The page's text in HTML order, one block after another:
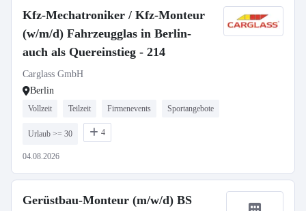
Kfz-Mechatroniker / Kfz-Monteur
(w/m/d) Fahrzeugglas in Berlin-
auch als Quereinstieg - 214
Carglass GmbH
Berlin
Vollzeit Teilzeit Firmenevents Sportangebote
Urlaub >= 30 4
04.08.2026
Gerüstbau-Monteur (m/w/d) BS